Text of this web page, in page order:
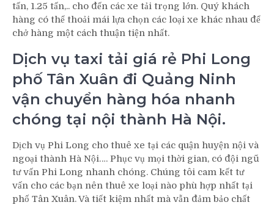
tấn, 1.25 tấn,.. cho đến các xe tải trọng lớn. Quý khách
hàng có thể thoải mái lựa chọn các loại xe khác nhau để
chở hàng một cách thuận tiện nhất.
Dịch vụ taxi tải giá rẻ Phi Long
phố Tân Xuân đi Quảng Ninh
vận chuyển hàng hóa nhanh
chóng tại nội thành Hà Nội.
Dịch vụ Phi Long cho thuê xe tại các quận huyện nội và
ngoại thành Hà Nội…. Phục vụ mọi thời gian, có đội ngũ
tư vấn Phi Long nhanh chóng. Chúng tôi cam kết tư
vấn cho các bạn nên thuê xe loại nào phù hợp nhất tại
phố Tân Xuân. Và tiết kiệm nhất mà vẫn đảm bảo chất